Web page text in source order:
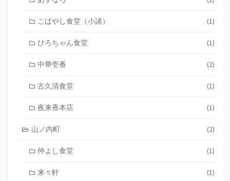
こばやし食堂（小諸） (1)
ひろちゃん食堂 (1)
中華壱番 (2)
古久清食堂 (1)
夜来香本店 (1)
山ノ内町 (2)
仲よし食堂 (1)
来々軒 (1)